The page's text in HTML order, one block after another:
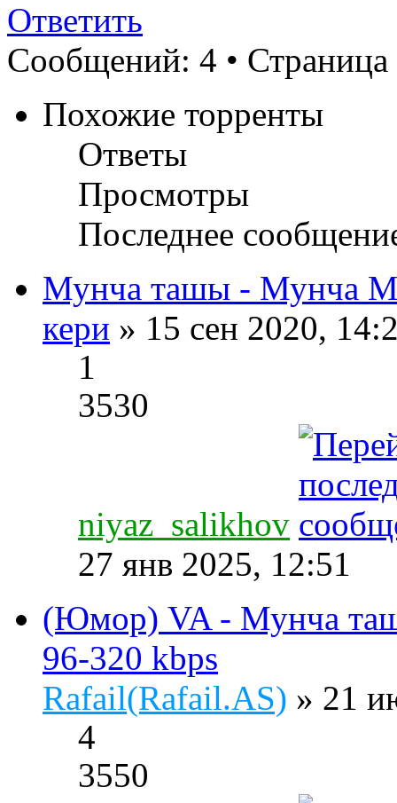
Ответить
Сообщений: 4 • Страница
Похожие торренты
Ответы
Просмотры
Последнее
Мунча ташы - Мунча
кери » 15 сен 2020,
1
3530
niyaz_salikhov
27 янв 2025, 12:51
(Юмор) VA - Мунча
96-320 kbps
Rafail(Rafail.AS) » 21
4
3550